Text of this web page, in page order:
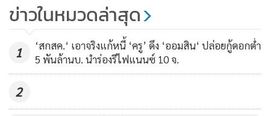
ส่วนการออกมาพูดของนายกรัฐมนตรี เป็นการตีกันกลัวว่าจะมี
การปฏิวัติหรือไม่นั้น นายอภิสิทธิ์ กล่าวว่า ตนไม่ทราบเจตนาของ
นายกฯ แต่อยากจะแนะนำว่า ขอให้ใส่ใจ และให้ความสำคัญกับ
179
ข่าวในหมวดล่าสุด
1
‘สกสค.‘ เอาจริงแก้หนี้ ‘ครู’ ดึง ‘ออมสิน‘ ปล่อยกู้ดอกต่ำ
5 พันล้านบ. นำร่องรีไฟแนนซ์ 10 จ.
2